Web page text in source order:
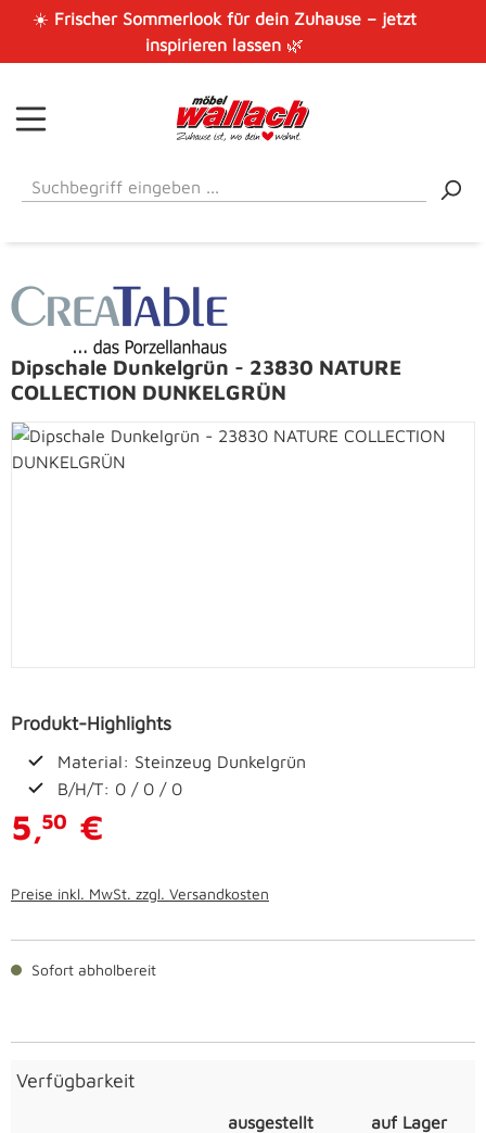
Zum Hauptinhalt springen
☀️ Frischer Sommerlook für dein Zuhause – jetzt
inspirieren lassen🌿
Bildergalerie überspringen
Dipschale Dunkelgrün - 23830 NATURE
COLLECTION DUNKELGRÜN
Produkt-Highlights
Material: Steinzeug Dunkelgrün
B/H/T: 0 / 0 / 0
5,50 €
Preise inkl. MwSt. zzgl. Versandkosten
Sofort abholbereit
Verfügbarkeit
ausgestellt auf Lager